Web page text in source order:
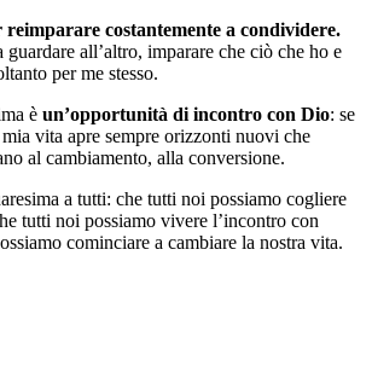
costantemente a condividere.
all’altro, imparare che ciò che ho e
per me stesso.
è un’opportunità di incontro con Dio: se
vita apre sempre orizzonti nuovi che
al cambiamento, alla conversione.
a tutti: che tutti noi possiamo cogliere
tutti noi possiamo vivere l’incontro con
cominciare a cambiare la nostra vita.